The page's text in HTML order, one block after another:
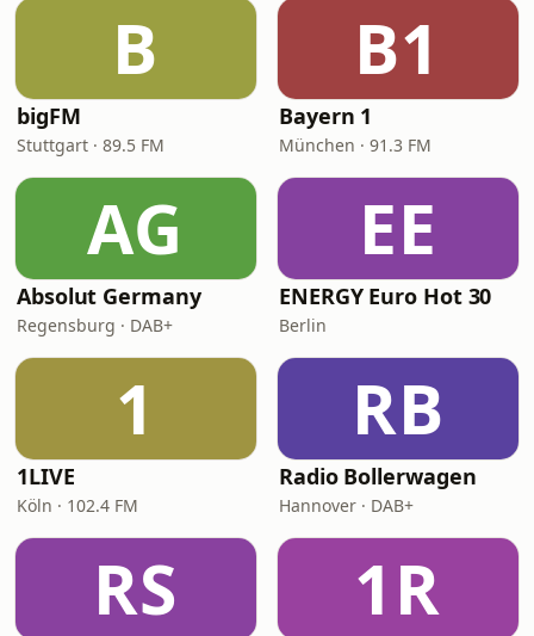
B
bigFM
Stuttgart · 89.5 FM
B1
Bayern 1
München · 91.3 FM
AG
Absolut Germany
Regensburg · DAB+
EE
ENERGY Euro Hot 30
Berlin
1
1LIVE
Köln · 102.4 FM
RB
Radio Bollerwagen
Hannover · DAB+
RS 1R